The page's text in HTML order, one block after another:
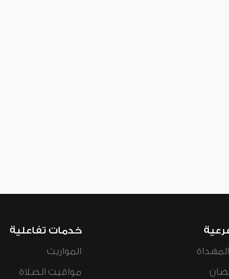
خدمات تفاعلية
المواريث
مواقيت الصلاة